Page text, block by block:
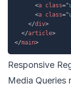
<a class="
<a class="
</div>
</article>
</main>
Responsive
Media Queries